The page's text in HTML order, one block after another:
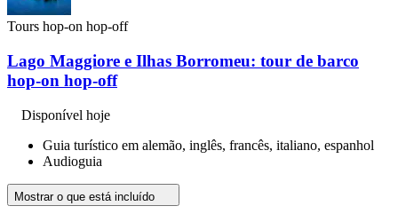
Tours hop-on hop-off
Lago Maggiore e Ilhas Borromeu: tour de barco
hop-on hop-off
Disponível hoje
Guia turístico em alemão, inglês, francês, italiano, espanhol
Audioguia
Mostrar o que está incluído